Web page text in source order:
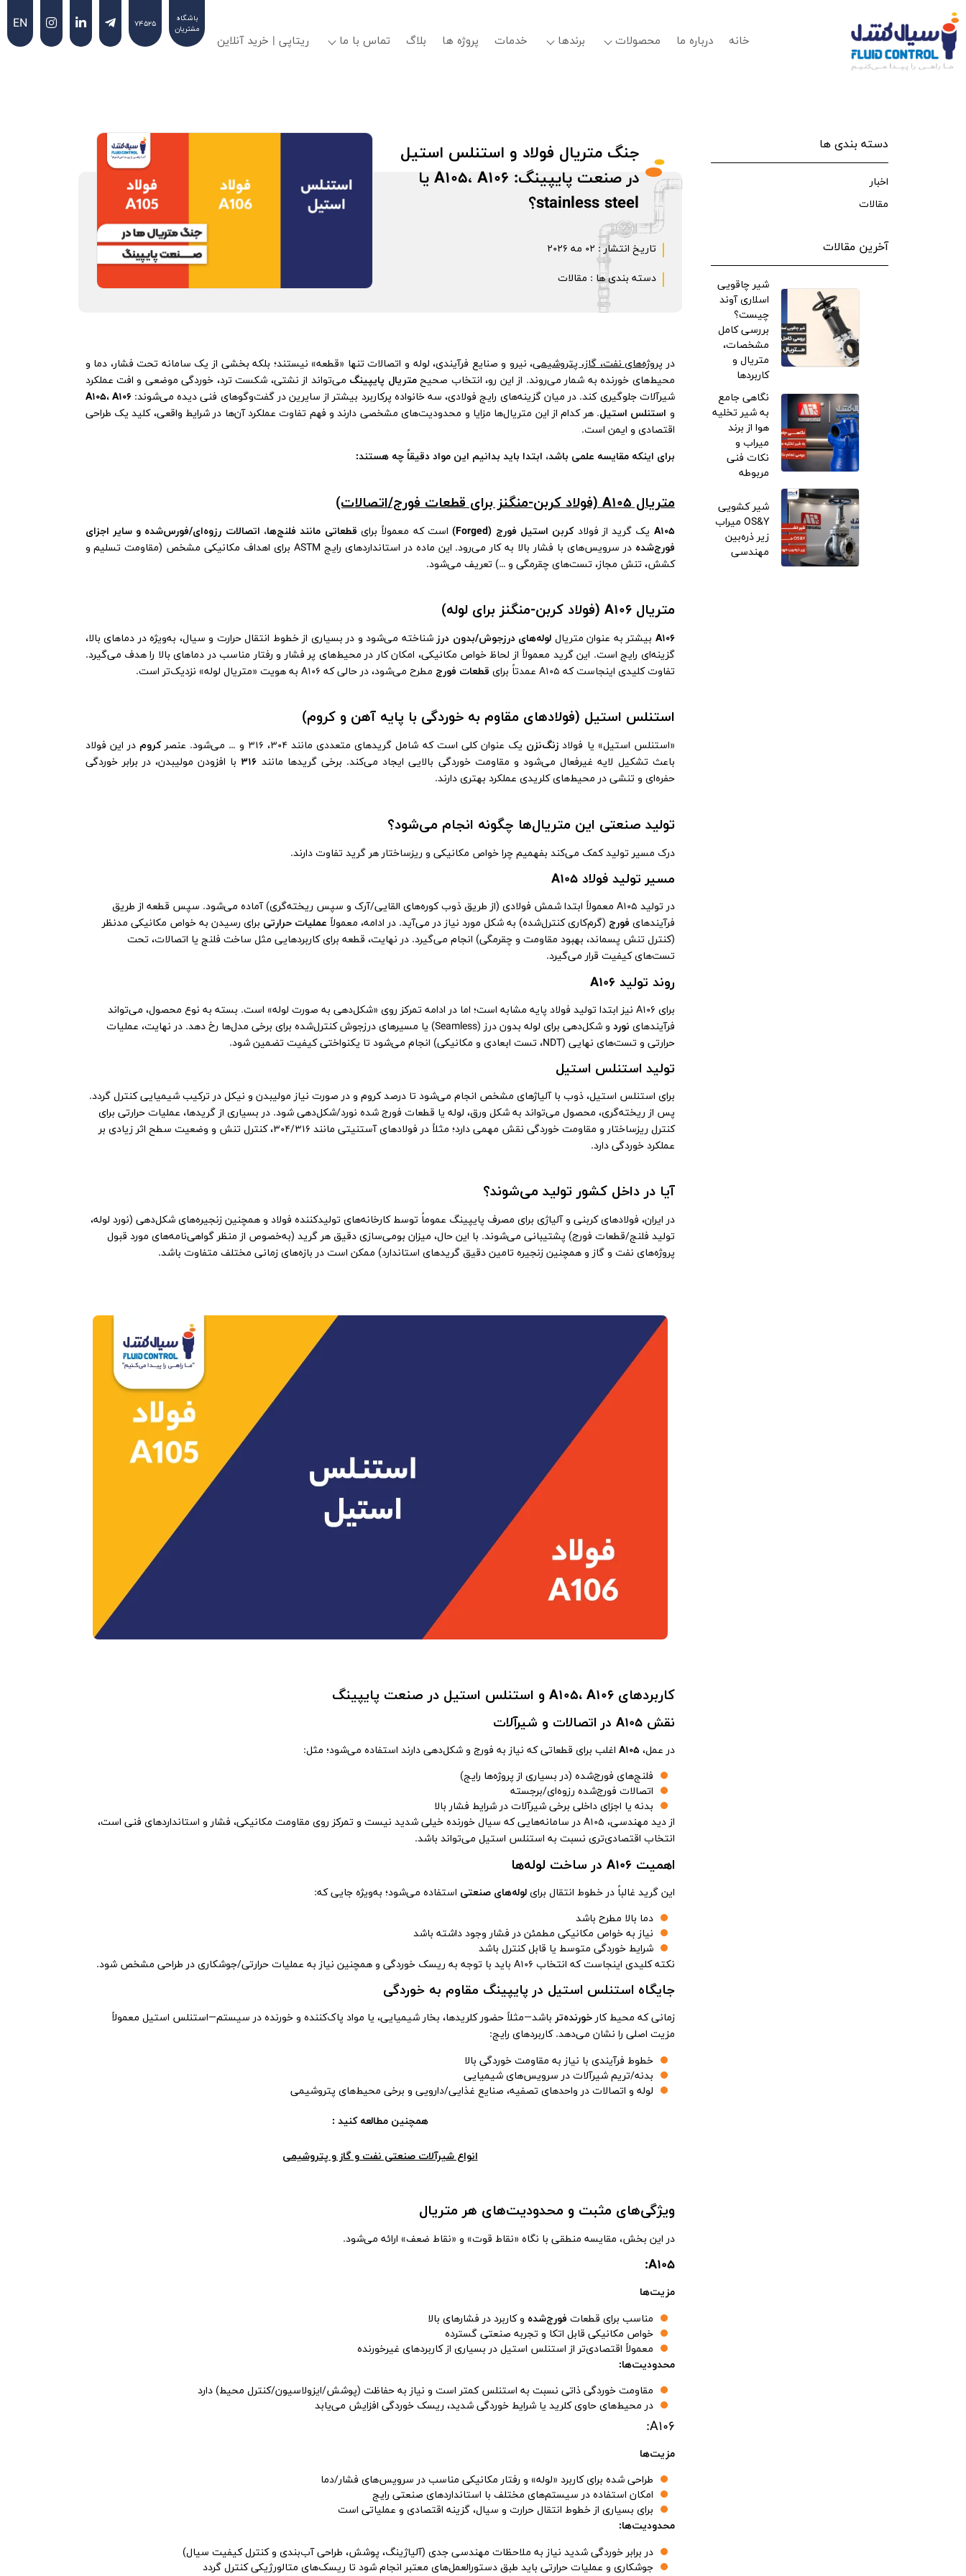
خانه درباره ما محصولات برندها خدمات پروژه ها بلاگ تماس با ما ریتاپی | خرید آنلاین
باشگاه
مشتریان
۷۴۵۲۵ EN
دسته بندی ها
اخبار
مقالات
آخرین مقالات
شیر چاقویی
اسلاری آوند
چیست؟
بررسی کامل
مشخصات،
متریال و
کاربردها
نگاهی جامع
به شیر تخلیه
هوا از برند
میراب و
نکات فنی
مربوطه
شیر کشویی
OS&Y میراب
زیر ذره‌بین
مهندسی
جنگ متریال‌ فولاد و استنلس استیل
در صنعت پایپینگ: A105، A106 یا
stainless steel؟
تاریخ انتشار : 02 مه 2026
دسته بندی ها : مقالات
در پروژه‌های نفت، گاز، پتروشیمی، نیرو و صنایع فرآیندی، لوله و اتصالات تنها «قطعه» نیستند؛ بلکه بخشی از یک سامانه تحت فشار، دما و
محیط‌های خورنده به شمار می‌روند. از این رو، انتخاب صحیحمتریال پایپینگ می‌تواند از نشتی، شکست ترد، خوردگی موضعی و افت عملکرد
شیرآلات جلوگیری کند. در میان گزینه‌های رایج فولادی، سه خانواده پرکاربرد بیشتر از سایرین در گفت‌وگوهای فنی دیده می‌شوند:
A105، A106
و استنلس استیل. هر کدام از این متریال‌ها مزایا و محدودیت‌های مشخصی دارند و فهم تفاوت عملکرد آن‌ها در شرایط واقعی، کلید یک طراحی
اقتصادی و ایمن است.
برای اینکه مقایسه علمی باشد، ابتدا باید بدانیم این مواد دقیقاً چه هستند:
متریال A105 (فولاد کربن-منگنز برای قطعات فورج/اتصالات)
A105 یک گرید از فولادکربن استیل فورج (Forged) است که معمولاً برای قطعاتی مانند فلنج‌ها، اتصالات رزوه‌ای/فورس‌شده و سایر اجزای
فورج‌شده
در سرویس‌های با فشار بالا به کار می‌رود. این ماده در استانداردهای رایج ASTM برای اهداف مکانیکی مشخص (مقاومت تسلیم و
کشش، تنش مجاز، تست‌های چقرمگی و …) تعریف می‌شود.
متریال A106 (فولاد کربن-منگنز برای لوله‌)
A106 بیشتر به عنوان متریال لوله‌های درزجوش/بدون درز شناخته می‌شود و در بسیاری از خطوط انتقال حرارت و سیال، به‌ویژه در دماهای بالا،
گزینه‌ای رایج است. این گرید معمولاً از لحاظ خواص مکانیکی، امکان کار در محیط‌های پر فشار و رفتار مناسب در دماهای بالا را هدف می‌گیرد.
تفاوت کلیدی اینجاست که A105 عمدتاً برای
قطعات فورج مطرح می‌شود، در حالی که A106 به هویت «متریال لوله» نزدیک‌تر است.
استنلس استیل (فولادهای مقاوم به خوردگی با پایه آهن و کروم)
«استنلس استیل» یا فولاد زنگ‌نزن یک عنوان کلی است که شامل گریدهای متعددی مانند 304، 316 و … می‌شود. عنصر کروم در این فولاد
باعث تشکیل لایه غیرفعال می‌شود و مقاومت خوردگی بالایی ایجاد می‌کند. برخی گریدها مانند 316 با افزودن مولیبدن، در برابر خوردگی
حفره‌ای و تنشی در محیط‌های کلریدی عملکرد بهتری دارند.
تولید صنعتی این متریال‌ها چگونه انجام می‌شود؟
درک مسیر تولید کمک می‌کند بفهمیم چرا خواص مکانیکی و ریزساختار هر گرید تفاوت دارند.
مسیر تولید فولاد A105
در تولید A105 معمولاً ابتدا شمش فولادی (از طریق ذوب کوره‌های القایی/آرک و سپس ریخته‌گری) آماده می‌شود. سپس قطعه از طریق
فرآیندهای فورج (گرم‌کاری کنترل‌شده) به شکل مورد نیاز در می‌آید. در ادامه، معمولاً عملیات حرارتی برای رسیدن به خواص مکانیکی مدنظر
(کنترل تنش پسماند، بهبود مقاومت و چقرمگی) انجام می‌گیرد. در نهایت، قطعه برای کاربردهایی مثل ساخت فلنج یا اتصالات، تحت
تست‌های کیفیت قرار می‌گیرد.
روند تولید A106
برای A106 نیز ابتدا تولید فولاد پایه مشابه است؛ اما در ادامه تمرکز روی «شکل‌دهی به صورت لوله» است. بسته به نوع محصول، می‌تواند
فرآیندهای نورد
و شکل‌دهی برای لوله بدون درز (Seamless) یا مسیرهای درزجوش کنترل‌شده برای برخی مدل‌ها رخ دهد. در نهایت، عملیات
حرارتی و تست‌های نهایی (NDT، تست ابعادی و مکانیکی) انجام می‌شود تا یکنواختی کیفیت تضمین شود.
تولید استنلس استیل
برای استنلس استیل، ذوب با آلیاژهای مشخص انجام می‌شود تا درصد کروم و در صورت نیاز مولیبدن و نیکل در ترکیب شیمیایی کنترل گردد.
پس از ریخته‌گری، محصول می‌تواند به شکل ورق، لوله یا قطعات فورج شده نورد/شکل‌دهی شود. در بسیاری از گریدها، عملیات حرارتی برای
کنترل ریزساختار و مقاومت خوردگی نقش مهمی دارد؛ مثلاً در فولادهای آستنیتی مانند 304/316، کنترل تنش و وضعیت سطح اثر زیادی بر
عملکرد خوردگی دارد.
آیا در داخل کشور تولید می‌شوند؟
در ایران، فولادهای کربنی و آلیاژی برای مصرف پایپینگ عموماً توسط کارخانه‌های تولیدکننده فولاد و همچنین زنجیره‌های شکل‌دهی (نورد لوله،
تولید فلنج/قطعات فورج) پشتیبانی می‌شوند. با این حال، میزان بومی‌سازی دقیق هر گرید (به‌خصوص از منظر گواهی‌نامه‌های مورد قبول
پروژه‌های نفت و گاز و همچنین زنجیره تامین دقیق گریدهای استاندارد) ممکن است در بازه‌های زمانی مختلف متفاوت باشد.
کاربردهای A105، A106 و استنلس استیل در صنعت پایپینگ
نقش A105 در اتصالات و شیرآلات
در عمل،A105 اغلب برای قطعاتی که نیاز به فورج و شکل‌دهی دارند استفاده می‌شود؛ مثل:
فلنج‌های فورج‌شده (در بسیاری از پروژه‌ها رایج)
اتصالات فورج‌شده رزوه‌ای/برجسته
بدنه یا اجزای داخلی برخی شیرآلات در شرایط فشار بالا
از دید مهندسی، A105 در سامانه‌هایی که سیال خورنده خیلی شدید نیست و تمرکز روی مقاومت مکانیکی، فشار و استانداردهای فنی است،
انتخاب اقتصادی‌تری نسبت به استنلس استیل می‌تواند باشد.
اهمیت A106 در ساخت لوله‌ها
این گرید غالباً در خطوط انتقال برایلوله‌های صنعتی استفاده می‌شود؛ به‌ویژه جایی که:
دما بالا مطرح باشد
نیاز به خواص مکانیکی مطمئن در فشار وجود داشته باشد
شرایط خوردگی متوسط یا قابل کنترل باشد
نکته کلیدی اینجاست که انتخاب A106 باید با توجه به ریسک خوردگی و همچنین نیاز به عملیات حرارتی/جوشکاری در طراحی مشخص شود.
جایگاه استنلس استیل در پایپینگ مقاوم به خوردگی
زمانی که محیط کارخورنده‌تر باشد—مثلاً حضور کلریدها، بخار شیمیایی، یا مواد پاک‌کننده و خورنده در سیستم—استنلس استیل معمولاً
مزیت اصلی را نشان می‌دهد. کاربردهای رایج:
خطوط فرآیندی با نیاز به مقاومت خوردگی بالا
بدنه/تریم شیرآلات در سرویس‌های شیمیایی
لوله و اتصالات در واحدهای تصفیه، صنایع غذایی/دارویی و برخی محیط‌های پتروشیمی
همچنین مطالعه کنید :
انواع شیرآلات صنعتی نفت و گاز و پتروشیمی
ویژگی‌های مثبت و محدودیت‌های هر متریال
در این بخش، مقایسه منطقی با نگاه «نقاط قوت» و «نقاط ضعف» ارائه می‌شود.
A105:
مزیت‌ها
مناسب برای قطعات فورج‌شده و کاربرد در فشارهای بالا
خواص مکانیکی قابل اتکا و تجربه صنعتی گسترده
معمولاً اقتصادی‌تر از استنلس استیل در بسیاری از کاربردهای غیرخورنده
محدودیت‌ها:
مقاومت خوردگی ذاتی نسبت به استنلس کمتر است و نیاز به حفاظت (پوشش/ایزولاسیون/کنترل محیط) دارد
در محیط‌های حاوی کلرید یا شرایط خوردگی شدید، ریسک خوردگی افزایش می‌یابد
A106:
مزیت‌ها
طراحی شده برای کاربرد «لوله» و رفتار مکانیکی مناسب در سرویس‌های فشار/دما
امکان استفاده در سیستم‌های مختلف با استانداردهای صنعتی رایج
برای بسیاری از خطوط انتقال حرارت و سیال، گزینه اقتصادی و عملیاتی است
محدودیت‌ها:
در برابر خوردگی شدید نیاز به ملاحظات مهندسی جدی (آلیاژینگ، پوشش، طراحی آب‌بندی و کنترل کیفیت سیال)
جوشکاری و عملیات حرارتی باید طبق دستورالعمل‌های معتبر انجام شود تا ریسک‌های متالورژیکی کنترل گردد